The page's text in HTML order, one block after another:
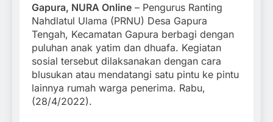
Gapura, NURA Online – Pengurus Ranting
Nahdlatul Ulama (PRNU) Desa Gapura
Tengah, Kecamatan Gapura berbagi dengan
puluhan anak yatim dan dhuafa. Kegiatan
sosial tersebut dilaksanakan dengan cara
blusukan atau mendatangi satu pintu ke pintu
lainnya rumah warga penerima. Rabu,
(28/4/2022).